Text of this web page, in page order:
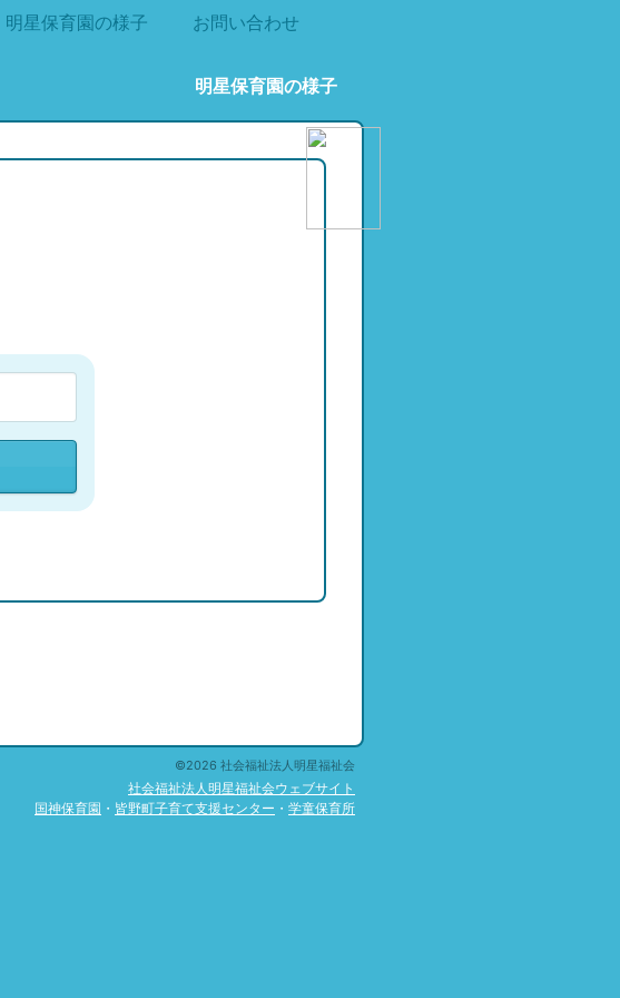
明星保育園の様子 お問い合わせ
明星保育園の様子
©2026 社会福祉法人明星福祉会
社会福祉法人明星福祉会ウェブサイト
国神保育園 ・ 皆野町子育て支援センター ・ 学童保育所